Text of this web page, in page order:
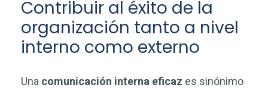
Contribuir al éxito de la
organización tanto a nivel
interno como externo
Una comunicación interna eficaz es sinónimo